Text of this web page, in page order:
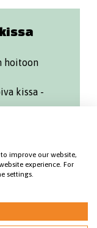
hoitoon
kissa -
improve our website,
experience. For
settings.